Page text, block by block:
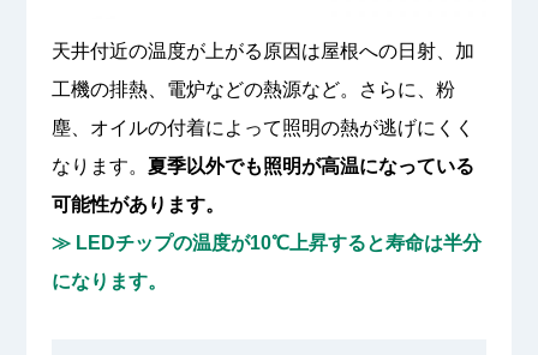
天井付近の温度が上がる原因は屋根への日射、加
工機の排熱、電炉などの熱源など。さらに、粉
塵、オイルの付着によって照明の熱が逃げにくく
なります。 夏季以外でも照明が高温になっている
可能性があります。
≫ LEDチップの温度が10℃上昇すると寿命は半分
になります。